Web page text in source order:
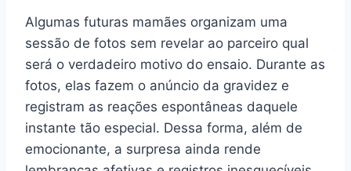
Algumas futuras mamães organizam uma
sessão de fotos sem revelar ao parceiro qual
será o verdadeiro motivo do ensaio. Durante as
fotos, elas fazem o anúncio da gravidez e
registram as reações espontâneas daquele
instante tão especial. Dessa forma, além de
emocionante, a surpresa ainda rende